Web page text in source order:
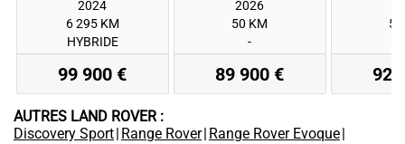
2024
6 295 KM
HYBRIDE
99 900 €
2026
50 KM
-
89 900 € 92
AUTRES LAND ROVER :
Discovery Sport| Range Rover| Range Rover Evoque|